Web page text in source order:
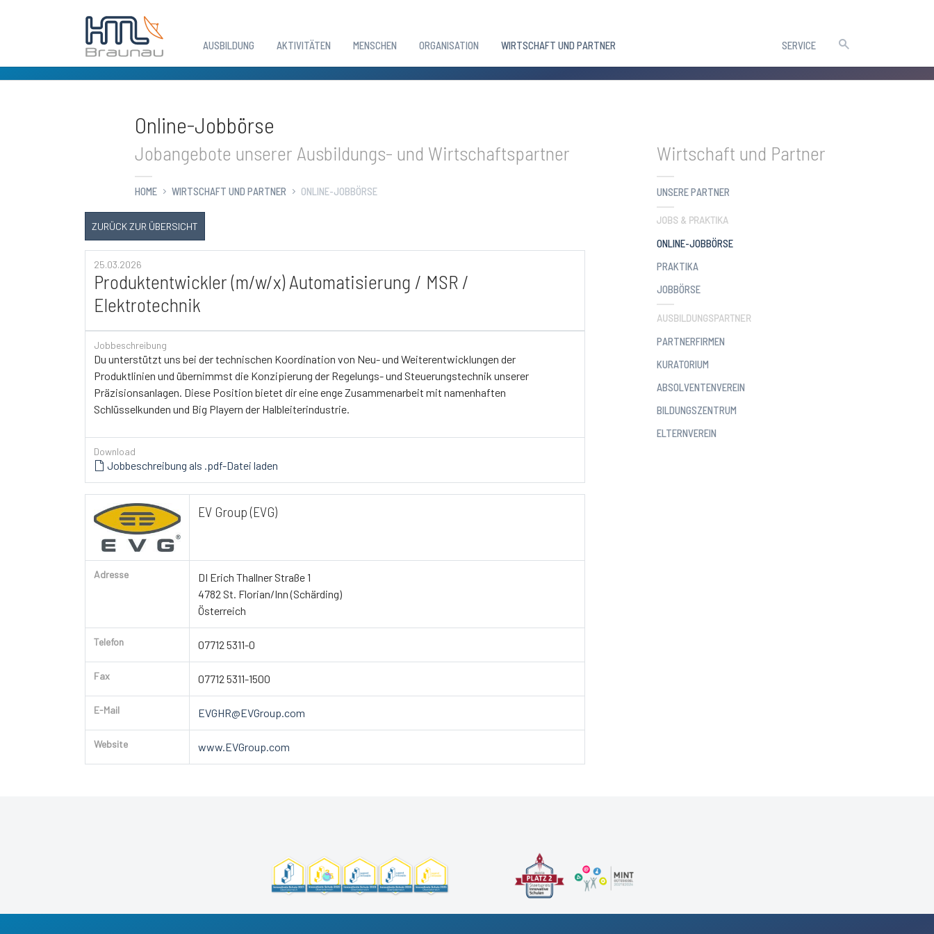
AUSBILDUNG AKTIVITÄTEN MENSCHEN ORGANISATION WIRTSCHAFT UND PARTNER SERVICE
Online-Jobbörse
Jobangebote unserer Ausbildungs- und Wirtschaftspartner
HOME WIRTSCHAFT UND PARTNER ONLINE-JOBBÖRSE
ZURÜCK ZUR ÜBERSICHT
25.03.2026
Produkt­entwickler (m/w/x) Automatisierung / MSR /
Elektrotechnik
Jobbeschreibung
Du unterstützt uns bei der technischen Koordination von Neu- und Weiterentwicklungen der
Produktlinien und übernimmst die Konzipierung der Regelungs- und Steuerungstechnik unserer
Präzisionsanlagen. Diese Position bietet dir eine enge Zusammenarbeit mit namenhaften
Schlüsselkunden und Big Playern der Halbleiterindustrie.
Download
Jobbeschreibung als .pdf-Datei laden
EV Group (EVG)
Adresse
DI Erich Thallner Straße 1
4782 St. Florian/Inn (Schärding)
Österreich
Telefon 07712 5311-0
Fax 07712 5311-1500
E-Mail EVGHR@EVGroup.com
Website www.EVGroup.com
Wirtschaft und Partner
UNSERE PARTNER
JOBS & PRAKTIKA
ONLINE-JOBBÖRSE(CURRENT)
PRAKTIKA
JOBBÖRSE
AUSBILDUNGSPARTNER
PARTNERFIRMEN
KURATORIUM
ABSOLVENTENVEREIN
BILDUNGSZENTRUM
ELTERNVEREIN